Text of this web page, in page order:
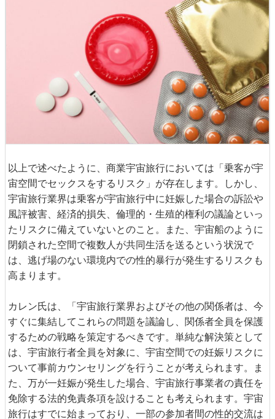
以上で述べたように、商業宇宙旅行においては「乗客が宇
宙空間でセックスをするリスク」が存在します。しかし、
宇宙旅行業界は乗客が宇宙旅行中に妊娠した場合の訴訟や
風評被害、経済的損失、倫理的・生殖的権利の議論といっ
たリスクに備えていないとのこと。また、宇宙船のように
閉鎖された空間で複数人が共同生活を送るという状況で
は、逃げ場のない環境内での性的暴行が発生するリスクも
高まります。
カレン氏は、「宇宙旅行業界およびその他の関係者は、今
すぐに集結してこれらの問題を議論し、関係者全員を保護
するための戦略を策定するべきです。単純な解決策として
は、宇宙旅行者全員を対象に、宇宙空間での妊娠リスクに
ついて事前カウンセリングを行うことが考えられます。ま
た、万が一妊娠が発生した場合、宇宙旅行事業者の責任を
免除する法的免責条項を設けることも考えられます。宇宙
旅行はすでに始まっており、一部の参加者間の性的交流は